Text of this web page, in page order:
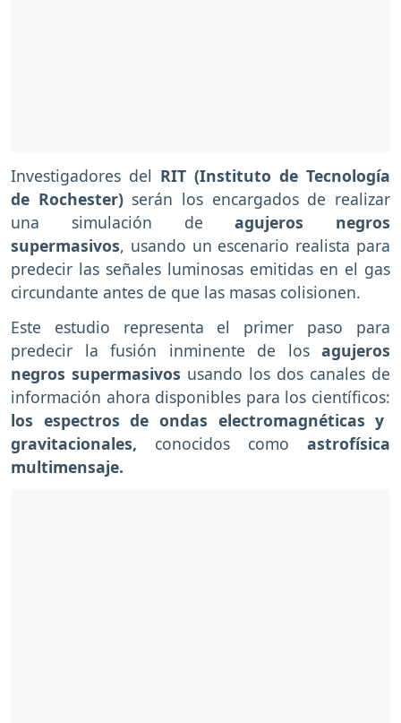
Investigadores del RIT (Instituto de Tecnología
de Rochester)serán los encargados de realizar
una simulación deagujeros negros
supermasivos, usando un escenario realista para
predecir las señales luminosas emitidas en el gas
circundante antes de que las masas colisionen.
Este estudio representa el primer paso para
predecir la fusión inminente de los agujeros
negros supermasivos usando los dos canales de
información ahora disponibles para los científicos:
los espectros de ondas electromagnéticas y
gravitacionales, conocidos como astrofísica
multimensaje.